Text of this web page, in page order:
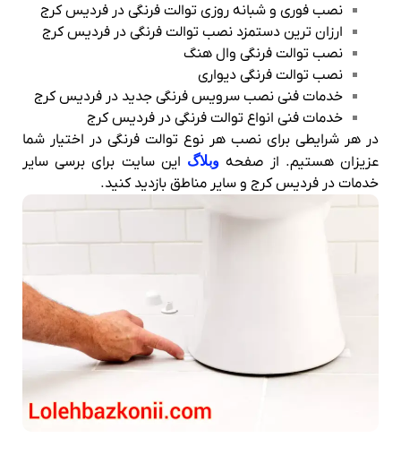
نصب فوری و شبانه روزی توالت فرنگی در فردیس کرج
ارزان ترین دستمزد نصب توالت فرنگی در فردیس کرج
نصب توالت فرنگی وال هنگ
نصب توالت فرنگی دیواری
خدمات فنی نصب سرویس فرنگی جدید در فردیس کرج
خدمات فنی انواع توالت فرنگی در فردیس کرج
در هر شرایطی برای نصب هر نوع توالت فرنگی در اختیار شما
عزیزان هستیم. از صفحهوبلاگ این سایت برای برسی سایر
خدمات در فردیس کرج و سایر مناطق بازدید کنید.